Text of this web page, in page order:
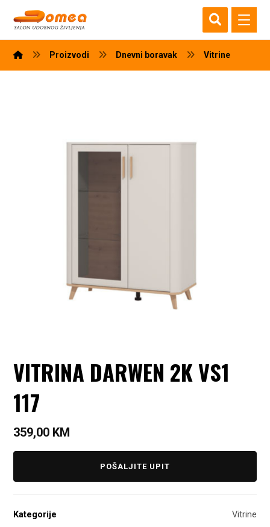
Proizvodi Dnevni boravak Vitrine
VITRINA DARWEN 2K VS1
117
359,00 KM
POŠALJITE UPIT
Kategorije Vitrine